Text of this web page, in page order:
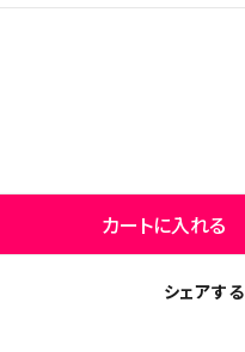
カートに入れる
シェアする